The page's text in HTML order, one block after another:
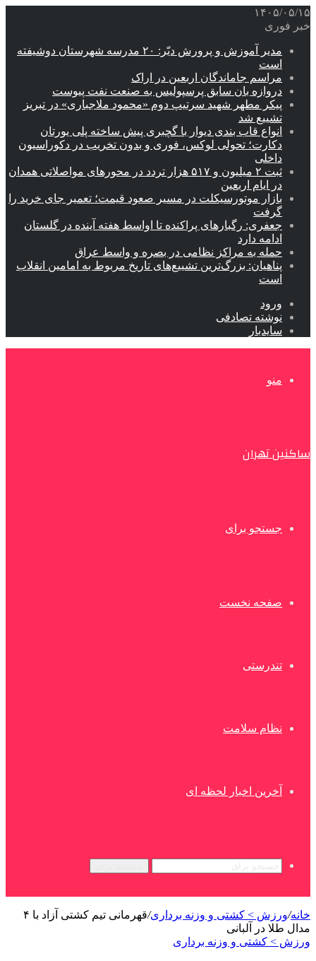
۱۴۰۵/۰۵/۱۵
خبر فوری
مدیر آموزش و پرورش دیّر: ۲۰ مدرسه شهرستان دوشیفته
است
مراسم جاماندگان اربعین در اراک
دروازه بان سابق پرسپولیس به صنعت نفت پیوست
پیکر مطهر شهید سرتیپ دوم «محمود ملاجباری» در تبریز
تشییع شد
انواع قاب بندی دیوار با گچبری پیش ساخته پلی یورتان
دکارت؛ تحولی لوکس، فوری و بدون تخریب در دکوراسیون
داخلی
ثبت ۲ میلیون و ۵۱۷ هزار تردد در محورهای مواصلاتی همدان
در ایام اربعین
بازار موتورسیکلت در مسیر صعود قیمت؛ تعمیر جای خرید را
گرفت
جعفری: رگبارهای پراکنده تا اواسط هفته آینده در گلستان
ادامه دارد
حمله به مراکز نظامی در بصره و واسط عراق
پناهیان: بزرگ‌ترین تشییع‌های تاریخ مربوط به امامین انقلاب
است
ورود
نوشته تصادفی
سایدبار
منو
ساکنین تهران
جستجو برای
صفحه نخست
تندرستی
نظام سلامت
آخرین اخبار لحظه ای
خانه/ورزش > کشتی و وزنه برداری/
قهرمانی تیم کشتی آزاد با ۴
مدال طلا در آلبانی
ورزش > کشتی و وزنه برداری